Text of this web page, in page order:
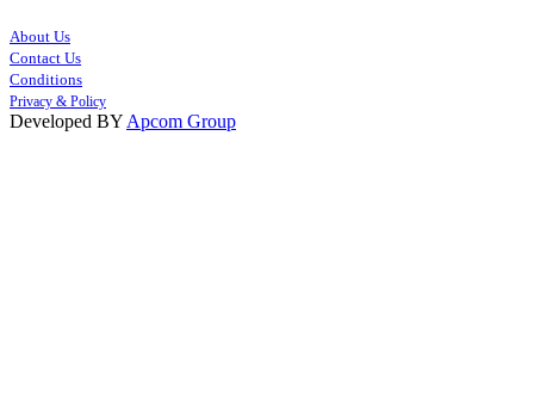
About Us
Contact Us
Conditions
Privacy & Policy
Developed BY Apcom Group